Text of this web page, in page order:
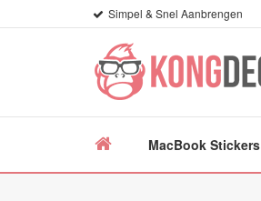
Simpel & Snel Aanbrengen
MacBook Stickers